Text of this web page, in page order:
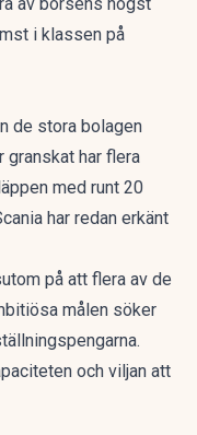
i klassen på
de stora bolagen
granskat har flera
med runt 20
har redan erkänt
på att flera av de
målen söker
och viljan att